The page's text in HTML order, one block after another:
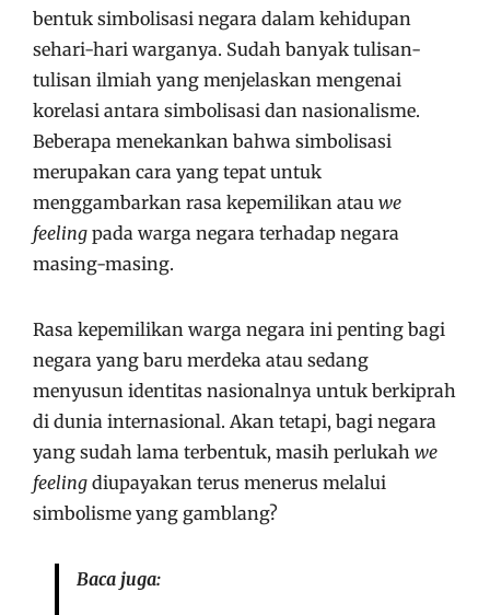
bentuk simbolisasi negara dalam kehidupan
sehari-hari warganya. Sudah banyak tulisan-
tulisan ilmiah yang menjelaskan mengenai
korelasi antara simbolisasi dan nasionalisme.
Beberapa menekankan bahwa simbolisasi
merupakan cara yang tepat untuk
menggambarkan rasa kepemilikan atau we
feeling pada warga negara terhadap negara
masing-masing.
Rasa kepemilikan warga negara ini penting bagi
negara yang baru merdeka atau sedang
menyusun identitas nasionalnya untuk berkiprah
di dunia internasional. Akan tetapi, bagi negara
yang sudah lama terbentuk, masih perlukah we
feeling diupayakan terus menerus melalui
simbolisme yang gamblang?
Baca juga: